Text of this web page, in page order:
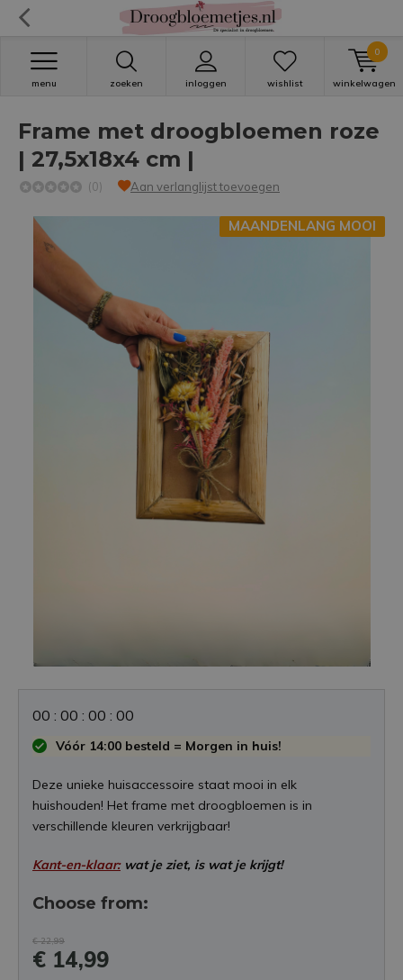
zoeken inloggen
menu wishlist winkelwagen
0
Frame met droogbloemen roze
| 27,5x18x4 cm |
(0) Aan verlanglijst toevoegen
MAANDENLANG MOOI
00 : 00 : 00 : 00
Vóór 14:00 besteld = Morgen in huis!
Deze unieke huisaccessoire staat mooi in elk
huishouden! Het frame met droogbloemen is in
verschillende kleuren verkrijgbaar!
Kant-en-klaar:wat je ziet, is wat je krijgt!
Choose from:
€ 22,99
€ 14,99